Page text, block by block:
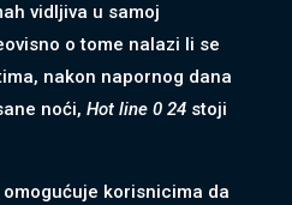
vidljiva u samoj
o tome nalazi li se
nakon napornog dana
noći, Hot line 0 24stoji
korisnicima da